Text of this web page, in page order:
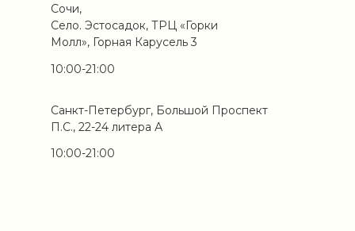
10:00-21:00
Санкт-Петербург, Большой Проспект
П.С., 22-24 литера А
10:00-21:00
Сочи,
Село. Эстосадок, ТРЦ «Горки
Молл», Горная Карусель 3